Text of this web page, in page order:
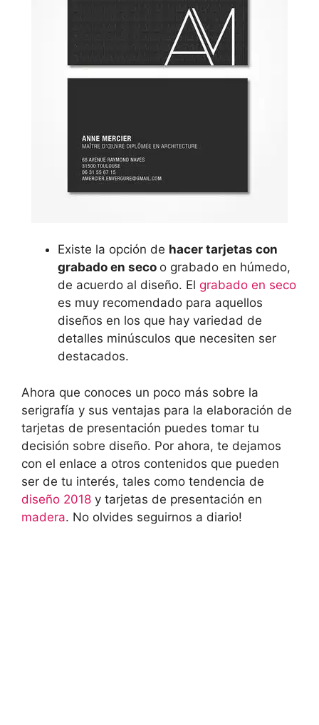
Existe la opción de hacer tarjetas con
grabado en seco o grabado en húmedo,
de acuerdo al diseño. El grabado en seco
es muy recomendado para aquellos
diseños en los que hay variedad de
detalles minúsculos que necesiten ser
destacados.
Ahora que conoces un poco más sobre la
serigrafía y sus ventajas para la elaboración de
tarjetas de presentación puedes tomar tu
decisión sobre diseño. Por ahora, te dejamos
con el enlace a otros contenidos que pueden
ser de tu interés, tales como tendencia de
diseño 2018 y tarjetas de presentación en
madera. No olvides seguirnos a diario!